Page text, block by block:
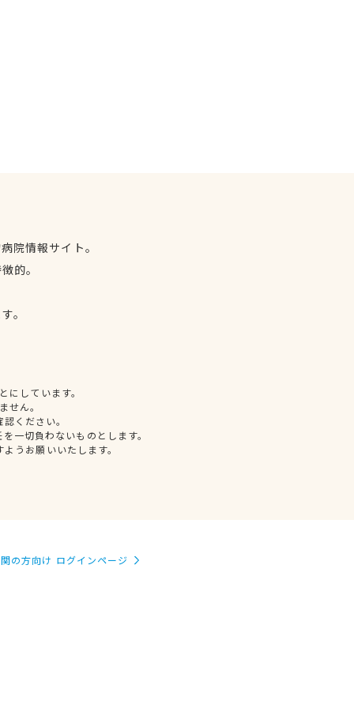
院情報サイト。
的。
。
しています。
せん。
ください。
一切負わないものとします。
うお願いいたします。
の方向け ログインページ